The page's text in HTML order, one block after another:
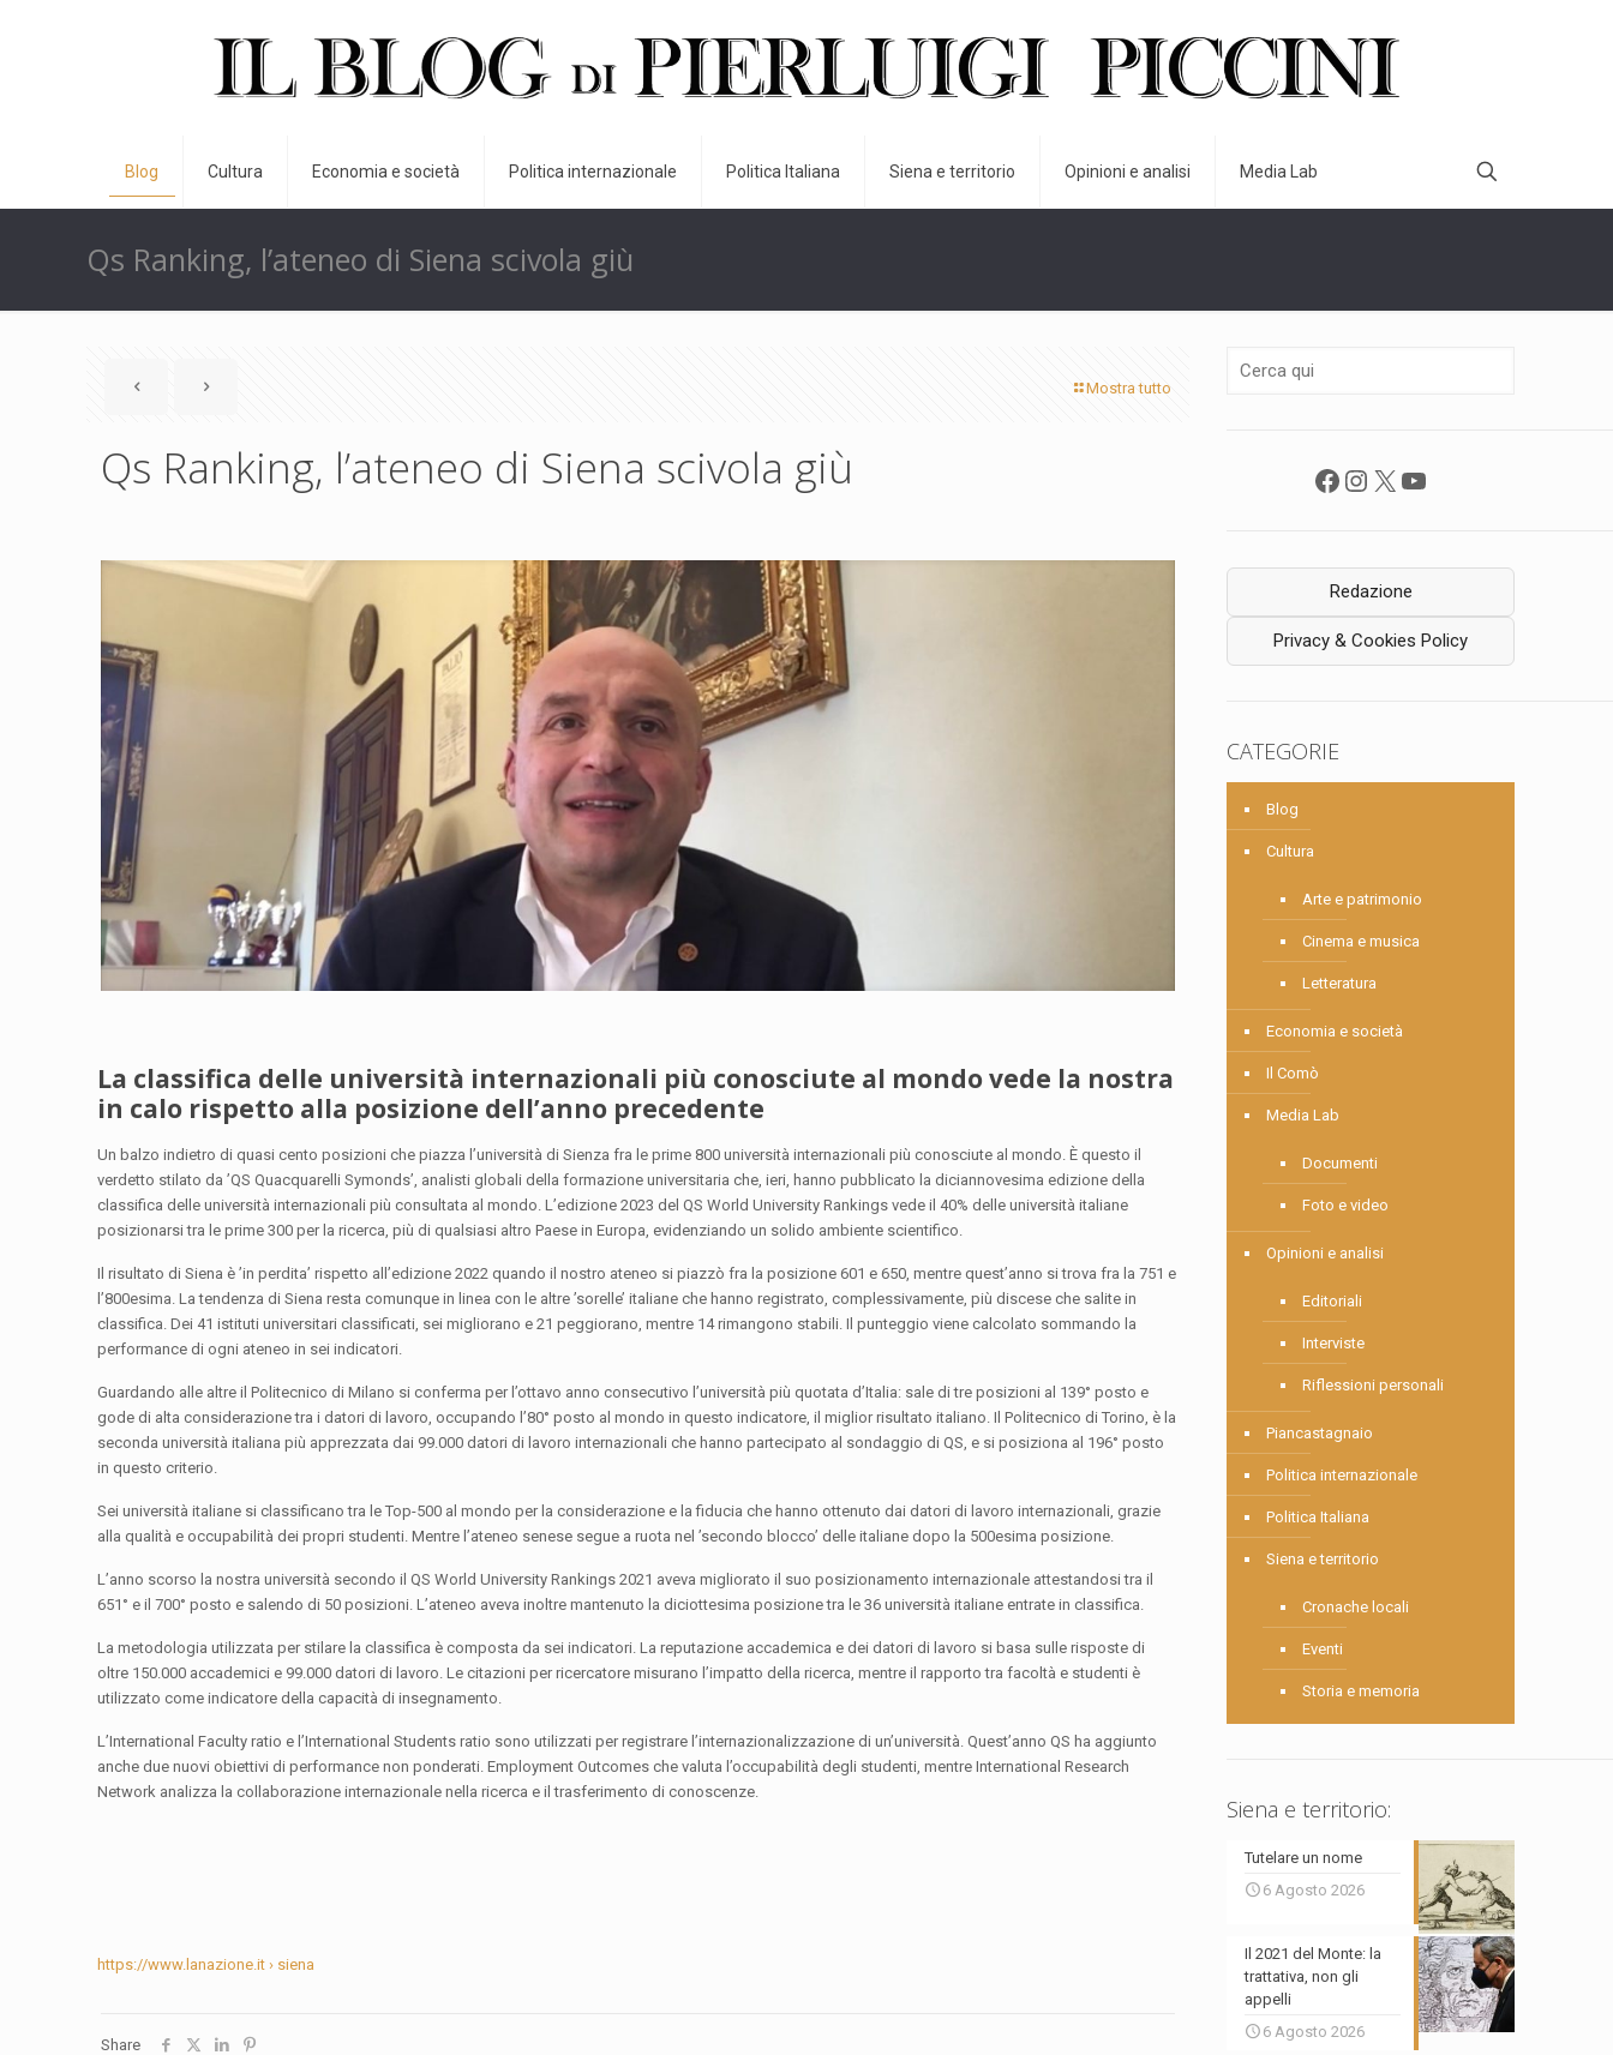
Blog Cultura Economia e società Politica internazionale Politica Italiana Siena e territorio Opinioni e analisi Media Lab
Qs Ranking, l’ateneo di Siena scivola giù
Mostra tutto
Qs Ranking, l’ateneo di Siena scivola giù
La classifica delle università internazionali più conosciute al mondo vede la nostra
in calo rispetto alla posizione dell’anno precedente
Un balzo indietro di quasi cento posizioni che piazza l’università di Sienza fra le prime 800 università internazionali più conosciute al mondo. È questo il
verdetto stilato da ’QS Quacquarelli Symonds’, analisti globali della formazione universitaria che, ieri, hanno pubblicato la diciannovesima edizione della
classifica delle università internazionali più consultata al mondo. L’edizione 2023 del QS World University Rankings vede il 40% delle università italiane
posizionarsi tra le prime 300 per la ricerca, più di qualsiasi altro Paese in Europa, evidenziando un solido ambiente scientifico.
Il risultato di Siena è ’in perdita’ rispetto all’edizione 2022 quando il nostro ateneo si piazzò fra la posizione 601 e 650, mentre quest’anno si trova fra la 751 e
l’800esima. La tendenza di Siena resta comunque in linea con le altre ’sorelle’ italiane che hanno registrato, complessivamente, più discese che salite in
classifica. Dei 41 istituti universitari classificati, sei migliorano e 21 peggiorano, mentre 14 rimangono stabili. Il punteggio viene calcolato sommando la
performance di ogni ateneo in sei indicatori.
Guardando alle altre il Politecnico di Milano si conferma per l’ottavo anno consecutivo l’università più quotata d’Italia: sale di tre posizioni al 139° posto e
gode di alta considerazione tra i datori di lavoro, occupando l’80° posto al mondo in questo indicatore, il miglior risultato italiano. Il Politecnico di Torino, è la
seconda università italiana più apprezzata dai 99.000 datori di lavoro internazionali che hanno partecipato al sondaggio di QS, e si posiziona al 196° posto
in questo criterio.
Sei università italiane si classificano tra le Top-500 al mondo per la considerazione e la fiducia che hanno ottenuto dai datori di lavoro internazionali, grazie
alla qualità e occupabilità dei propri studenti. Mentre l’ateneo senese segue a ruota nel ’secondo blocco’ delle italiane dopo la 500esima posizione.
L’anno scorso la nostra università secondo il QS World University Rankings 2021 aveva migliorato il suo posizionamento internazionale attestandosi tra il
651° e il 700° posto e salendo di 50 posizioni. L’ateneo aveva inoltre mantenuto la diciottesima posizione tra le 36 università italiane entrate in classifica.
La metodologia utilizzata per stilare la classifica è composta da sei indicatori. La reputazione accademica e dei datori di lavoro si basa sulle risposte di
oltre 150.000 accademici e 99.000 datori di lavoro. Le citazioni per ricercatore misurano l’impatto della ricerca, mentre il rapporto tra facoltà e studenti è
utilizzato come indicatore della capacità di insegnamento.
L’International Faculty ratio e l’International Students ratio sono utilizzati per registrare l’internazionalizzazione di un’università. Quest’anno QS ha aggiunto
anche due nuovi obiettivi di performance non ponderati. Employment Outcomes che valuta l’occupabilità degli studenti, mentre International Research
Network analizza la collaborazione internazionale nella ricerca e il trasferimento di conoscenze.
https://www.lanazione.it › siena
Share
Facebook
Instagram
X YouTube
Redazione
Privacy & Cookies Policy
CATEGORIE
Blog
Cultura
Arte e patrimonio
Cinema e musica
Letteratura
Economia e società
Il Comò
Media Lab
Documenti
Foto e video
Opinioni e analisi
Editoriali
Interviste
Riflessioni personali
Piancastagnaio
Politica internazionale
Politica Italiana
Siena e territorio
Cronache locali
Eventi
Storia e memoria
Siena e territorio:
Tutelare un nome
6 Agosto 2026
Il 2021 del Monte: la
trattativa, non gli
appelli
6 Agosto 2026